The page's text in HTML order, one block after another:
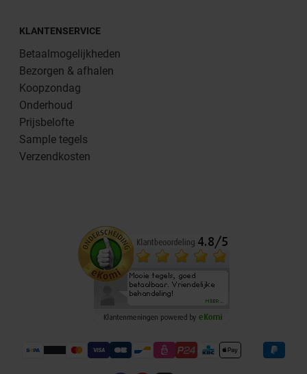
KLANTENSERVICE
Betaalmogelijkheden
Bezorgen & afhalen
Koopzondag
Onderhoud
Prijsbelofte
Sample tegels
Verzendkosten